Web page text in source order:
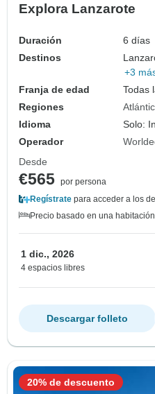
Explora Lanzarote
Duración
6 días
Destinos
+3
Franja de edad
Todas
Regiones
Idioma
Solo:
Operador
Desde
€565 por persona
Regístrate para acceder a los
Precio basado en una
1 dic., 2026
4 espacios libres
Descargar folleto
20% de descuento